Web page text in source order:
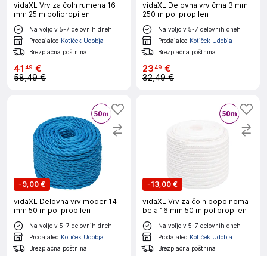
vidaXL Vrv za čoln rumena 16
mm 25 m polipropilen
Na voljo v 5-7 delovnih dneh
Prodajalec Kotiček Udobja
Brezplačna poštnina
41 49 €
58,49 €
vidaXL Delovna vrv črna 3 mm
250 m polipropilen
Na voljo v 5-7 delovnih dneh
Prodajalec Kotiček Udobja
Brezplačna poštnina
2349 €
32,49 €
-9,00 €
vidaXL Delovna vrv moder 14
mm 50 m polipropilen
Na voljo v 5-7 delovnih dneh
Prodajalec Kotiček Udobja
Brezplačna poštnina
-13,00 €
vidaXL Vrv za čoln popolnoma
bela 16 mm 50 m polipropilen
Na voljo v 5-7 delovnih dneh
Prodajalec Kotiček Udobja
Brezplačna poštnina